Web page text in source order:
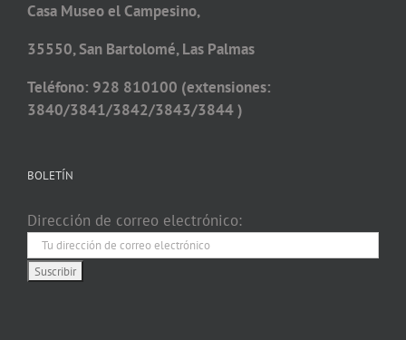
Casa Museo el Campesino,
35550, San Bartolomé, Las Palmas
Teléfono: 928 810100 (extensiones:
3840/3841/3842/3843/3844 )
BOLETÍN
Dirección de correo electrónico: